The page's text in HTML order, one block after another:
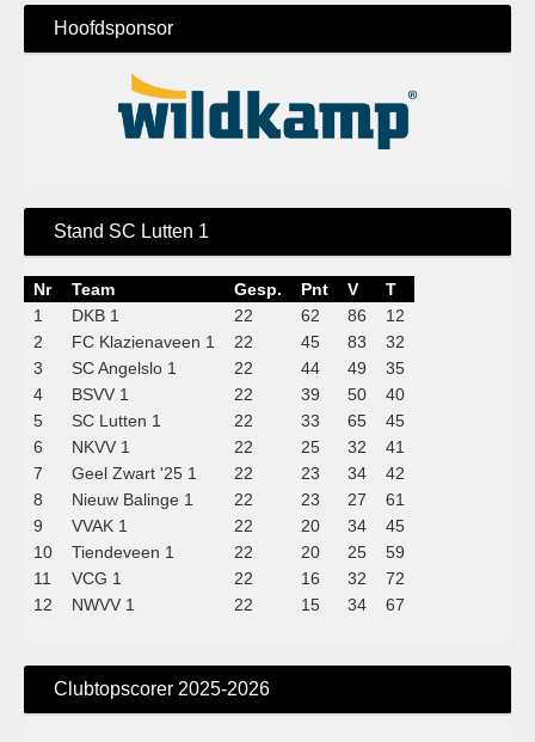
Hoofdsponsor
Stand SC Lutten 1
Nr Team Gesp. Pnt V
T
1
DKB 1 22 62 86
12
2
FC Klazienaveen 1 22 45 83
32
3
SC Angelslo 1 22 44 49
35
4
BSVV 1 22 39 50
40
5
SC Lutten 1 22 33 65
45
6
NKVV 1 22 25 32
41
7
Geel Zwart '25 1 22 23 34
42
8
Nieuw Balinge 1 22 23 27
61
9
VVAK 1 22 20 34
45
10
Tiendeveen 1 22 20 25
59
11
VCG 1 22 16 32
72
12
NWVV 1 22 15 34 67
Clubtopscorer 2025-2026